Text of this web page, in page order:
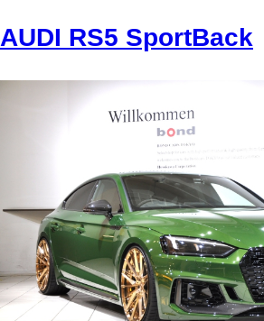
AUDI RS5 SportBack